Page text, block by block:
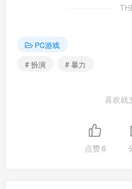
PC游戏
# 扮演
# 暴力
喜欢就
点赞6